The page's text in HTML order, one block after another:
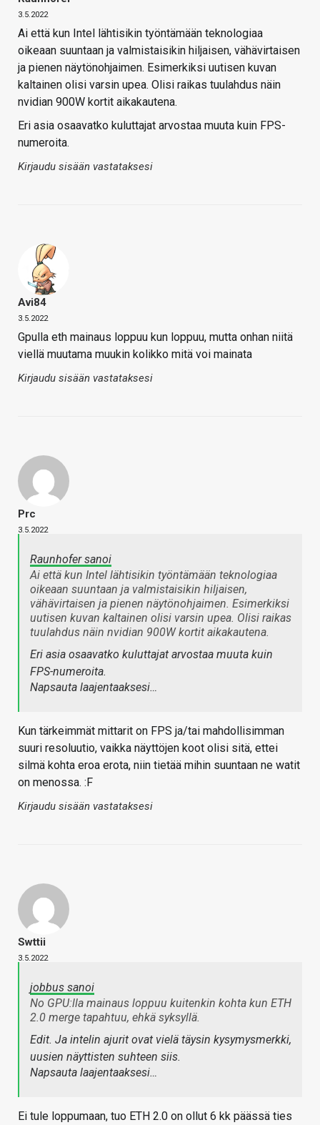
3.5.2022
Ai että kun Intel lähtisikin työntämään teknologiaa
oikeaan suuntaan ja valmistaisikin hiljaisen, vähävirtaisen
ja pienen näytönohjaimen. Esimerkiksi uutisen kuvan
kaltainen olisi varsin upea. Olisi raikas tuulahdus näin
nvidian 900W kortit aikakautena.
Eri asia osaavatko kuluttajat arvostaa muuta kuin FPS-
numeroita.
Kirjaudu sisään vastataksesi
Avi84
3.5.2022
Gpulla eth mainaus loppuu kun loppuu, mutta onhan niitä
viellä muutama muukin kolikko mitä voi mainata
Kirjaudu sisään vastataksesi
Prc
3.5.2022
Raunhofer sanoi
Ai että kun Intel lähtisikin työntämään teknologiaa
oikeaan suuntaan ja valmistaisikin hiljaisen,
vähävirtaisen ja pienen näytönohjaimen. Esimerkiksi
uutisen kuvan kaltainen olisi varsin upea. Olisi raikas
tuulahdus näin nvidian 900W kortit aikakautena.
Eri asia osaavatko kuluttajat arvostaa muuta kuin
FPS-numeroita.
Napsauta laajentaaksesi…
Kun tärkeimmät mittarit on FPS ja/tai mahdollisimman
suuri resoluutio, vaikka näyttöjen koot olisi sitä, ettei
silmä kohta eroa erota, niin tietää mihin suuntaan ne watit
on menossa. :F
Kirjaudu sisään vastataksesi
Swttii
3.5.2022
jobbus sanoi
No GPU:lla mainaus loppuu kuitenkin kohta kun ETH
2.0 merge tapahtuu, ehkä syksyllä.
Edit. Ja intelin ajurit ovat vielä täysin kysymysmerkki,
uusien näyttisten suhteen siis.
Napsauta laajentaaksesi…
Ei tule loppumaan, tuo ETH 2.0 on ollut 6 kk päässä ties